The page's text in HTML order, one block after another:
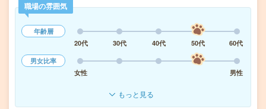
職場の雰囲気
年齢層
20代
30代 40代 50代
60代
男女比率
女性
男性
もっと見る